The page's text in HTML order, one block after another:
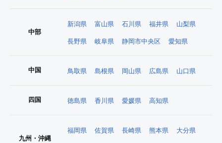
中部
新潟県 富山県 石川県 福井県 山梨県
長野県 岐阜県 静岡市中央区 愛知県
中国 鳥取県 島根県 岡山県 広島県 山口県
四国 徳島県 香川県 愛媛県 高知県
九州・沖縄
福岡県 佐賀県 長崎県 熊本県 大分県